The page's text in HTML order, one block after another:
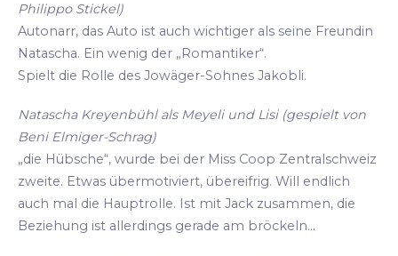
Philippo Stickel)
Autonarr, das Auto ist auch wichtiger als seine Freundin
Natascha. Ein wenig der „Romantiker“.
Spielt die Rolle des Jowäger-Sohnes Jakobli.
Natascha Kreyenbühl als Meyeli und Lisi (gespielt von
Beni Elmiger-Schrag)
„die Hübsche“, wurde bei der Miss Coop Zentralschweiz
zweite. Etwas übermotiviert, übereifrig. Will endlich
auch mal die Hauptrolle. Ist mit Jack zusammen, die
Beziehung ist allerdings gerade am bröckeln...